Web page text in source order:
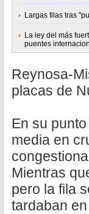
Largas filas tras
La ley del más
puentes
Reynosa-
placas de
En su
media en
Mientras
pero la fila
tardaban